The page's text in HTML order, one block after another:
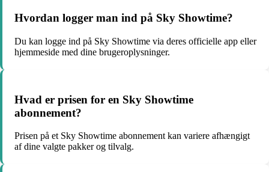
Hvordan logger man ind på Sky Showtime?
Du kan logge ind på Sky Showtime via deres officielle app eller
hjemmeside med dine brugeroplysninger.
Hvad er prisen for en Sky Showtime
abonnement?
Prisen på et Sky Showtime abonnement kan variere afhængigt
af dine valgte pakker og tilvalg.